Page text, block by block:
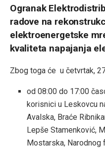
Ogranak
radove na
elektroenergetske
kvaliteta napajanja
Zbog toga će u četvrtak,
od 08:00 do 17:00
korisnici u Leskovcu
Avalska, Braće
Lepše Stamenković,
Mostarska, Narodnog